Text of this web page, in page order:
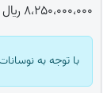
8،250،000،000 ﷼
با توجه به